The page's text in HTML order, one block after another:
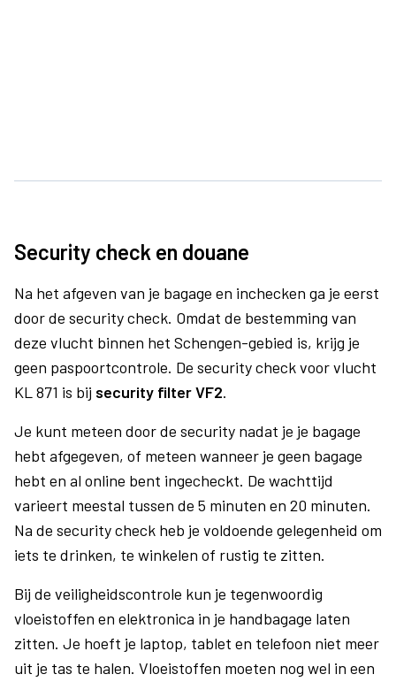
Security check en douane
Na het afgeven van je bagage en inchecken ga je eerst
door de security check. Omdat de bestemming van
deze vlucht binnen het Schengen-gebied is, krijg je
geen paspoortcontrole. De security check voor vlucht
KL 871 is bij security filter VF2.
Je kunt meteen door de security nadat je je bagage
hebt afgegeven, of meteen wanneer je geen bagage
hebt en al online bent ingecheckt. De wachttijd
varieert meestal tussen de 5 minuten en 20 minuten.
Na de security check heb je voldoende gelegenheid om
iets te drinken, te winkelen of rustig te zitten.
Bij de veiligheidscontrole kun je tegenwoordig
vloeistoffen en elektronica in je handbagage laten
zitten. Je hoeft je laptop, tablet en telefoon niet meer
uit je tas te halen. Vloeistoffen moeten nog wel in een